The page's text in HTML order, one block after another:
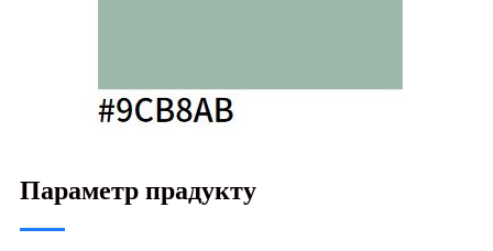
Параметр прадукту